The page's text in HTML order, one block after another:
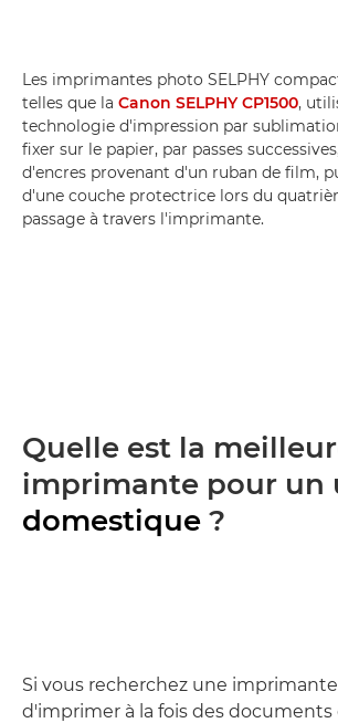
Les imprimantes photo SELPHY
telles que la Canon SELPHY CP1500,
technologie d'impression par
fixer sur le papier, par passes
d'encres provenant d'un ruban de film,
d'une couche protectrice lors du
passage à travers l'imprimante.
Quelle est la
imprimante pour un
domestique ?
Si vous recherchez une
d'imprimer à la fois des documents